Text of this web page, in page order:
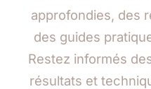
approfondies, des
des guides
Restez informés
résultats et